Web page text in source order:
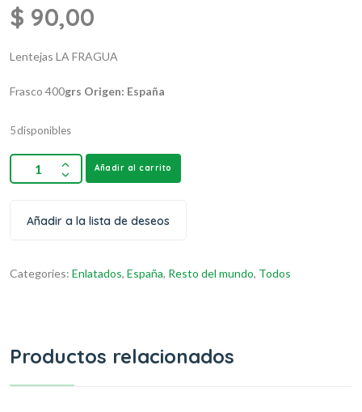
$ 90,00
Lentejas LA FRAGUA
Frasco 400grs Origen: España
5 disponibles
Añadir al carrito
Añadir a la lista de deseos
Categories: Enlatados, España, Resto del mundo, Todos
Productos relacionados